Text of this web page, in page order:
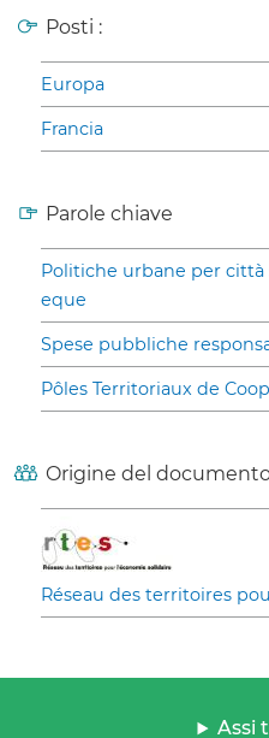
Posti :
Europa
Francia
Parole chiave
Politiche urbane per
eque
Spese pubbliche
Pôles Territoriaux de
Origine del
Réseau des territoires
Assi